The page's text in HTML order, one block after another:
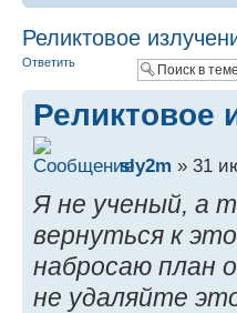
Реликтовое
Ответить
Реликтовое
sly2m » 31
Я не ученый, а
вернуться к
набросаю план
не удаляйте